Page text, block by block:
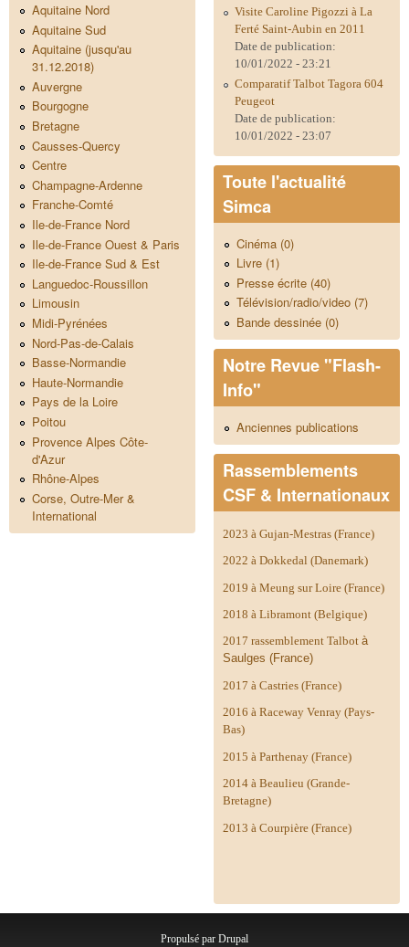
Aquitaine Nord
Aquitaine Sud
Aquitaine (jusqu'au
31.12.2018)
Auvergne
Bourgogne
Bretagne
Causses-Quercy
Centre
Champagne-Ardenne
Franche-Comté
Ile-de-France Nord
Ile-de-France Ouest & Paris
Ile-de-France Sud & Est
Languedoc-Roussillon
Limousin
Midi-Pyrénées
Nord-Pas-de-Calais
Basse-Normandie
Haute-Normandie
Pays de la Loire
Poitou
Provence Alpes Côte-
d'Azur
Rhône-Alpes
Corse, Outre-Mer &
International
Visite Caroline Pigozzi à La
Ferté Saint-Aubin en 2011
Date de publication:
10/01/2022 - 23:21
Comparatif Talbot Tagora 604
Peugeot
Date de publication:
10/01/2022 - 23:07
Toute l'actualité
Simca
Cinéma (0)
Livre (1)
Presse écrite (40)
Télévision/radio/video (7)
Bande dessinée (0)
Notre Revue "Flash-
Info"
Anciennes publications
Rassemblements
CSF & Internationaux
2023 à Gujan-Mestras (France)
2022 à Dokkedal (Danemark)
2019 à Meung sur Loire (France)
2018 à Libramont (Belgique)
2017 rassemblement Talbot à
Saulges (France)
2017 à Castries (France)
2016 à Raceway Venray (Pays-
Bas)
2015 à Parthenay (France)
2014 à Beaulieu (Grande-
Bretagne)
2013 à Courpière (France)
Propulsé par Drupal